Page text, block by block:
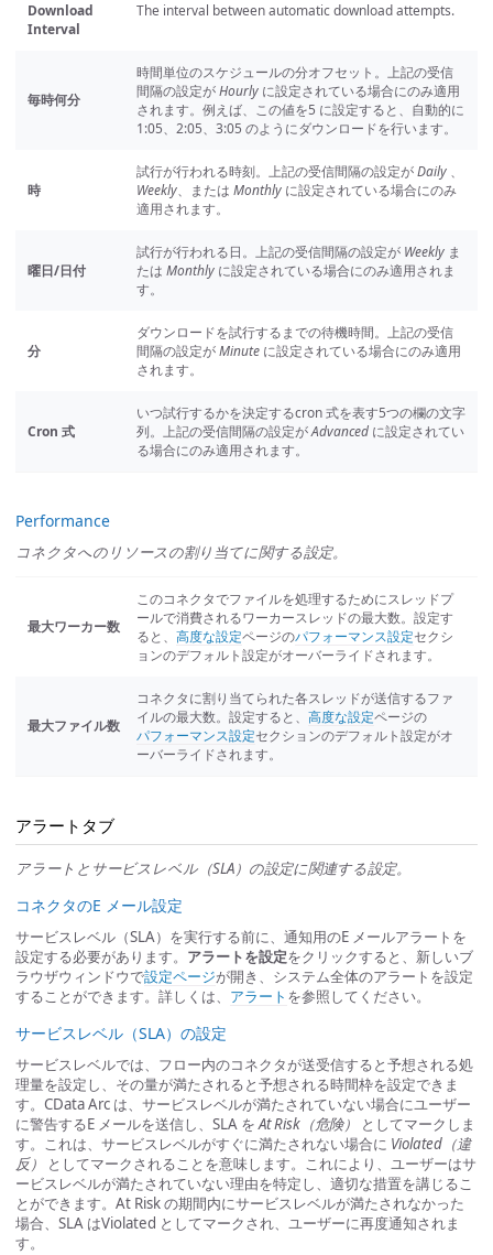
Download
Interval
The interval between automatic download attempts.
毎時何分
時間単位のスケジュールの分オフセット。上記の受信
間隔の設定がHourly に設定されている場合にのみ適用
されます。例えば、この値を5 に設定すると、自動的に
1:05、2:05、3:05 のようにダウンロードを行います。
時
試行が行われる時刻。上記の受信間隔の設定がDaily 、
Weekly、または Monthly に設定されている場合にのみ
適用されます。
曜日/日付
試行が行われる日。上記の受信間隔の設定が Weekly ま
たは Monthly に設定されている場合にのみ適用されま
す。
分
ダウンロードを試行するまでの待機時間。上記の受信
間隔の設定がMinute に設定されている場合にのみ適用
されます。
Cron 式
いつ試行するかを決定するcron 式を表す5つの欄の文字
列。上記の受信間隔の設定がAdvanced に設定されてい
る場合にのみ適用されます。
Performance
コネクタへのリソースの割り当てに関する設定。
最大ワーカー数
このコネクタでファイルを処理するためにスレッドプ
ールで消費されるワーカースレッドの最大数。設定す
ると、 高度な設定ページのパフォーマンス設定セクシ
ョンのデフォルト設定がオーバーライドされます。
最大ファイル数
コネクタに割り当てられた各スレッドが送信するファ
イルの最大数。設定すると、 高度な設定ページの
パフォーマンス設定セクションのデフォルト設定がオ
ーバーライドされます。
アラートタブ
アラートとサービスレベル（SLA）の設定に関連する設定。
コネクタのE メール設定
サービスレベル（SLA）を実行する前に、通知用のE メールアラートを
設定する必要があります。 アラートを設定をクリックすると、新しいブ
ラウザウィンドウで設定ページが開き、システム全体のアラートを設定
することができます。詳しくは、 アラート を参照してください。
サービスレベル（SLA）の設定
サービスレベルでは、フロー内のコネクタが送受信すると予想される処
理量を設定し、その量が満たされると予想される時間枠を設定できま
す。CData Arc は、サービスレベルが満たされていない場合にユーザー
に警告するE メールを送信し、SLA をAt Risk（危険）
としてマークしま
す。これは、サービスレベルがすぐに満たされない場合に Violated（違
反）
としてマークされることを意味します。これにより、ユーザーはサ
ービスレベルが満たされていない理由を特定し、適切な措置を講じるこ
とができます。At Risk の期間内にサービスレベルが満たされなかった
場合、SLA はViolated としてマークされ、ユーザーに再度通知されま
す。